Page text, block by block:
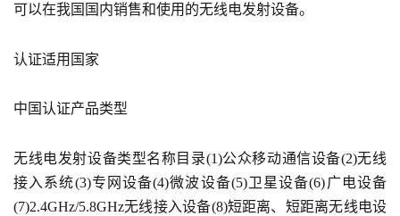
可以在我国国内销售和使用的无线电发射设备。
认证适用国家
中国认证产品类型
无线电发射设备类型名称目录(1)公众移动通信设备(2)无线
接入系统(3)专网设备(4)微波设备(5)卫星设备(6)广电设备
(7)2.4GHz/5.8GHz无线接入设备(8)短距离、短距离无线电设